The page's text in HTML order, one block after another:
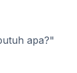
apa?"